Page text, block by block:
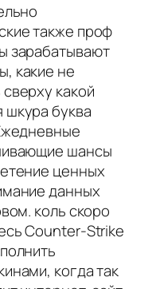
также проф
зарабатывают
какие не
какой
буква
шансы
ценных
данных
коль скоро
Counter-Strike
когда так